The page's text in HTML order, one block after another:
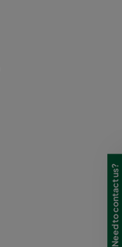
Need to contact us?